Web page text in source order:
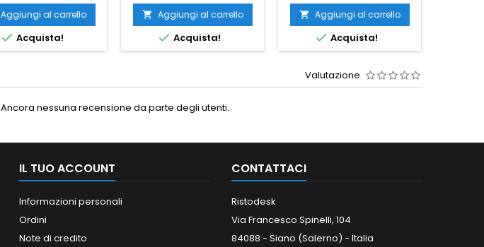
Aggiungi al carrello
 Acquista!
 Aggiungi al carrello
 Acquista!
 Aggiungi al carrello
 Acquista!
Valutazione
Ancora nessuna recensione da parte degli utenti.
IL TUO ACCOUNT
Informazioni personali
Ordini
Note di credito
CONTATTACI
Ristodesk
Via Francesco Spinelli, 104
84088 - Siano (Salerno) - Italia